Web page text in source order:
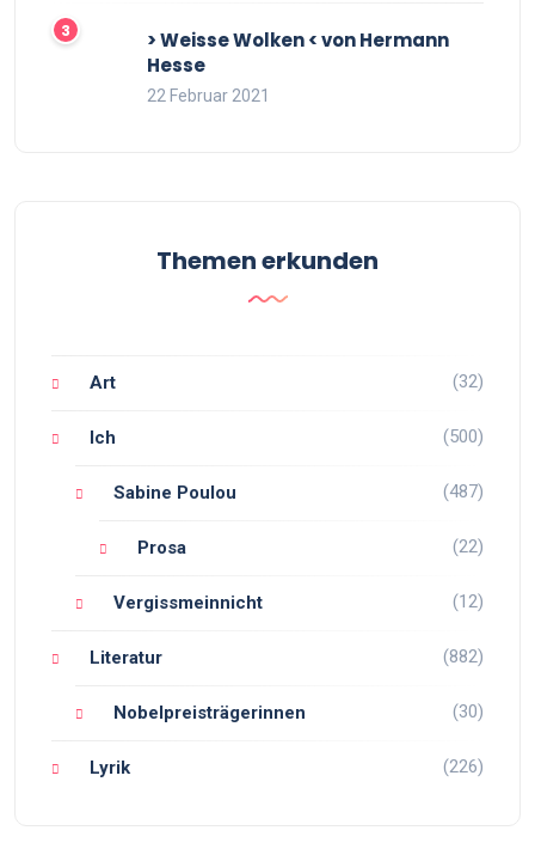
> Weisse Wolken < von Hermann
Hesse
22 Februar 2021
Themen erkunden
Art (32)
Ich (500)
Sabine Poulou (487)
Prosa (22)
Vergissmeinnicht (12)
Literatur (882)
Nobelpreisträgerinnen (30)
Lyrik (226)